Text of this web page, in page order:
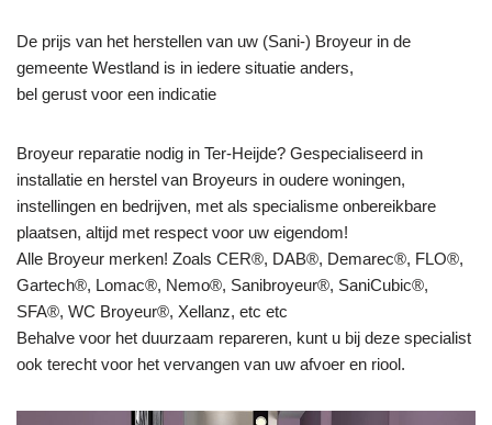
De prijs van het herstellen van uw (Sani-) Broyeur in de
gemeente Westland is in iedere situatie anders,
bel gerust voor een indicatie
Broyeur reparatie nodig in Ter-Heijde? Gespecialiseerd in
installatie en herstel van Broyeurs in oudere woningen,
instellingen en bedrijven, met als specialisme onbereikbare
plaatsen, altijd met respect voor uw eigendom!
Alle Broyeur merken! Zoals CER®, DAB®, Demarec®, FLO®,
Gartech®, Lomac®, Nemo®, Sanibroyeur®, SaniCubic®,
SFA®, WC Broyeur®, Xellanz, etc etc
Behalve voor het duurzaam repareren, kunt u bij deze specialist
ook terecht voor het vervangen van uw afvoer en riool.